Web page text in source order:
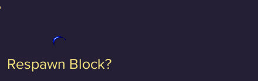
Respawn Block?